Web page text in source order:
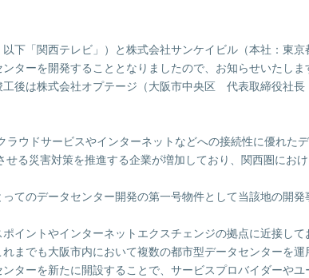
下「関西テレビ」）と株式会社サンケイビル（本社：東
ターを開発することとなりましたので、お知らせいたし
後は株式会社オプテージ（大阪市中央区 代表取締役社
ウドサービスやインターネットなどへの接続性に優れた
る災害対策を推進する企業が増加しており、関西圏にお
てのデータセンター開発の第一号物件として当該地の開
イントやインターネットエクスチェンジの拠点に近接し
でも大阪市内において複数の都市型データセンターを運
ターを新たに開設することで、サービスプロバイダーや